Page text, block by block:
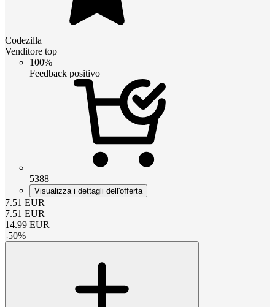
Codezilla
Venditore top
100%
Feedback positivo
5388
Visualizza i dettagli dell'offerta
7.51 EUR
7.51 EUR
14.99 EUR
-50%